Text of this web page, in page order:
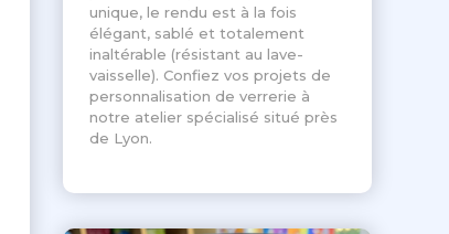
unique, le rendu est à la fois
élégant, sablé et totalement
inaltérable (résistant au lave-
vaisselle). Confiez vos projets de
personnalisation de verrerie à
notre atelier spécialisé situé près
de Lyon.